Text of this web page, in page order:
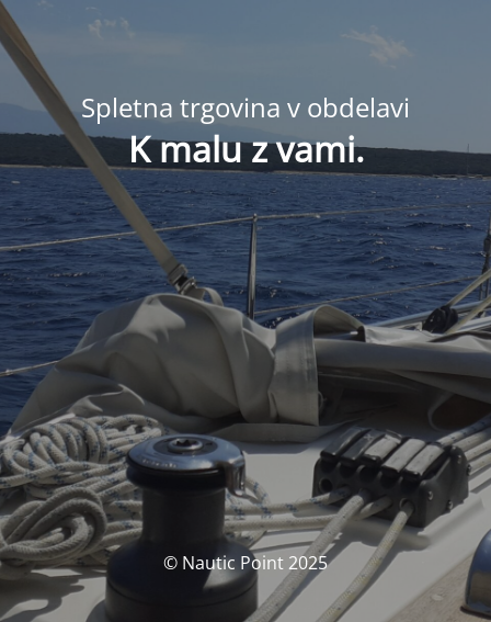
Spletna trgovina v obdelavi
K malu z vami.
© Nautic Point 2025